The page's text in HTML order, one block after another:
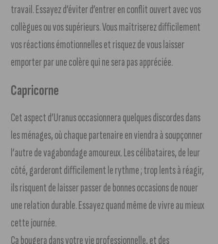
travail. Essayez d’éviter d’entrer en conflit ouvert avec vos
collègues ou vos supérieurs. Vous maîtriserez difficilement
vos réactions émotionnelles et risquez de vous laisser
emporter par une colère qui ne sera pas appréciée.
Capricorne
Cet aspect d’Uranus occasionnera quelques discordes dans
les ménages, où chaque partenaire en viendra à soupçonner
l’autre de vagabondage amoureux. Les célibataires, de leur
côté, garderont difficilement le rythme ; trop lents à réagir,
ils risquent de laisser passer de bonnes occasions de nouer
une relation durable. Essayez quand même de vivre au mieux
cette journée.
Ça bougera dans votre vie professionnelle, et des